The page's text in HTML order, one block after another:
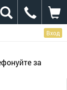
Вход
за